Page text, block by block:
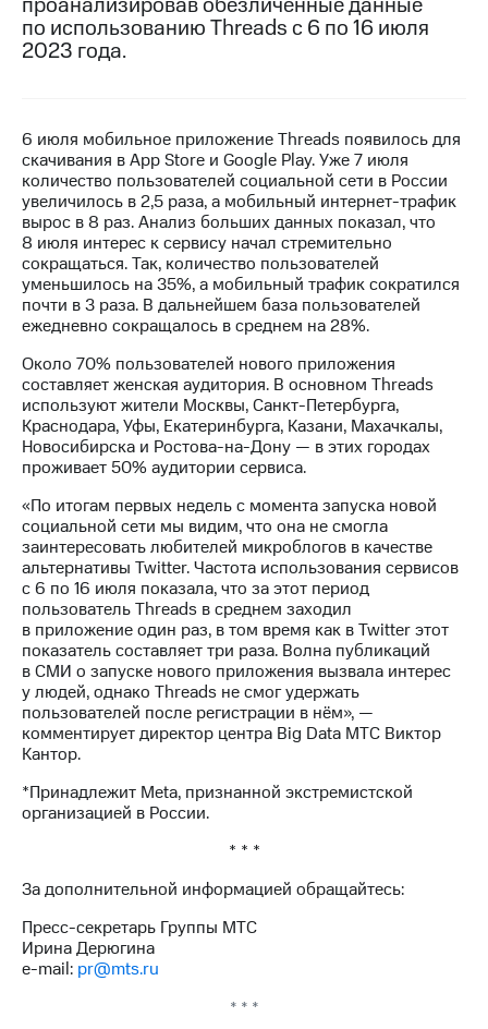
Интервью
Финансовая
отчетность
Новости
в
регионе
и акционерам
Корпоративное
управление
Корпоративный
секретарь
Раскрытие
информации
Информация
акционерам
Документы
ПАО
Собрания
акционеров
Личный
кабинет
акционера
Акционерный
капитал
Контроль
и
аудит
Рынок
акций
Программа
приобретения
Дивиденды
облигаций
Описание
Еврооблигации-2023
по использованию Threаds с 6 по 16 июля
2023 года.
6 июля мобильное приложение Threаds появилось для
скачивания в App Store и Google Play. Уже 7 июля
количество пользователей социальной сети в России
увеличилось в 2,5 раза, а мобильный интернет-трафик
вырос в 8 раз. Анализ больших данных показал, что
8 июля интерес к сервису начал стремительно
сокращаться. Так, количество пользователей
уменьшилось на 35%, а мобильный трафик сократился
почти в 3 раза. В дальнейшем база пользователей
ежедневно сокращалось в среднем на 28%.
Около 70% пользователей нового приложения
составляет женская аудитория. В основном Threаds
используют жители Москвы, Санкт-Петербурга,
Краснодара, Уфы, Екатеринбурга, Казани, Махачкалы,
Новосибирска и Ростова-на-Дону — в этих городах
проживает 50% аудитории сервиса.
«По итогам первых недель с момента запуска новой
социальной сети мы видим, что она не смогла
заинтересовать любителей микроблогов в качестве
альтернативы Twitter. Частота использования сервисов
с 6 по 16 июля показала, что за этот период
пользователь Threаds в среднем заходил
в приложение один раз, в том время как в Twitter этот
показатель составляет три раза. Волна публикаций
в СМИ о запуске нового приложения вызвала интерес
у людей, однако Threads не смог удержать
пользователей после регистрации в нём», —
комментирует директор центра Big Data МТС Виктор
Кантор.
*Принадлежит Meta, признанной экстремистской
организацией в России.
* * *
За дополнительной информацией обращайтесь:
Пресс-секретарь Группы МТС
Ирина Дерюгина
e-mail: pr@mts.ru
* * *